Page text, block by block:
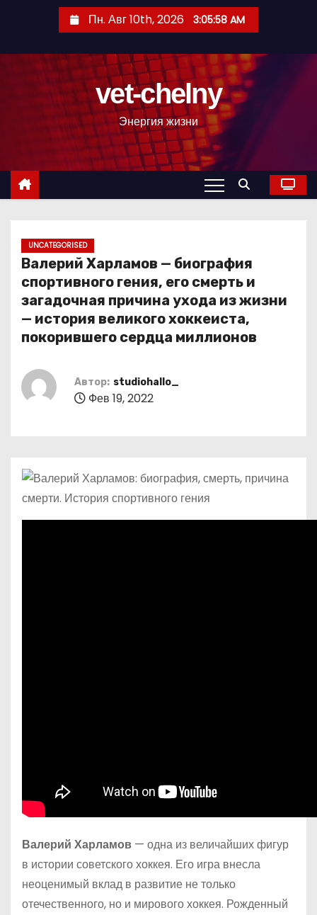
с
Пн. Авг 10th, 2026 3:05:59 AM
vet-chelny
Энергия жизни
UNCATEGORISED
Валерий Харламов — биография
спортивного гения, его смерть и
загадочная причина ухода из жизни
— история великого хоккеиста,
покорившего сердца миллионов
Автор: studiohallo_
Фев 19, 2022
Валерий Харламов — одна из величайших фигур
в истории советского хоккея. Его игра внесла
неоценимый вклад в развитие не только
отечественного, но и мирового хоккея. Рожденный